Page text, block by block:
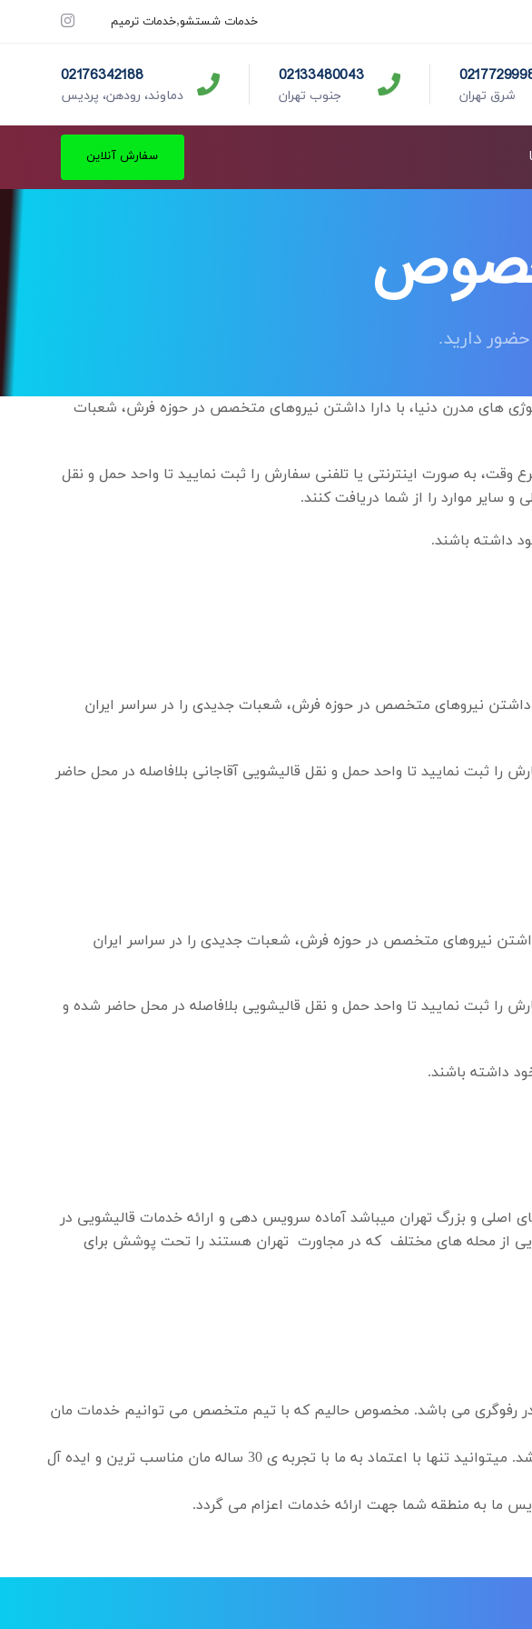
خدمات شستشو خدمات ترمیم
شرق تهران
02133480043
جنوب تهران
02176342188
دماوند، رودهن، پردیس
سفارش آنلاین
دارید.
های مدرن دنیا، با دارا داشتن نیروهای متخصص در حوزه فرش، شعبات
وقت، به صورت اینترنتی یا تلفنی سفارش را ثبت نمایید تا واحد حمل و نقل
سایر موارد را از شما دریافت کنند.
داشته باشند.
داشتن نیروهای متخصص در حوزه فرش، شعبات جدیدی را در سراسر ایران
را ثبت نمایید تا واحد حمل و نقل قالیشویی آقاجانی بلافاصله در محل حاضر
داشتن نیروهای متخصص در حوزه فرش، شعبات جدیدی را در سراسر ایران
را ثبت نمایید تا واحد حمل و نقل قالیشویی بلافاصله در محل حاضر شده و
داشته باشند.
اصلی و بزرگ تهران میباشد آماده سرویس دهی و ارائه خدمات قالیشویی در
از محله های مختلف که در مجاورت تهران هستند را تحت پوشش برای
رفوگری می باشد. مخصوص حالیم که با تیم متخصص می توانیم خدمات مان
یافتن بهترین رفوگری , قالیشویی آقاجانی می تواند برای شما دردسرهای عظیمی را به همراه داشته باشد. میتوانید تنها با اعتماد به ما با تجربه ی 30 ساله مان مناسب ترین و ایده آل
ما به منطقه شما جهت ارائه خدمات اعزام می گردد.